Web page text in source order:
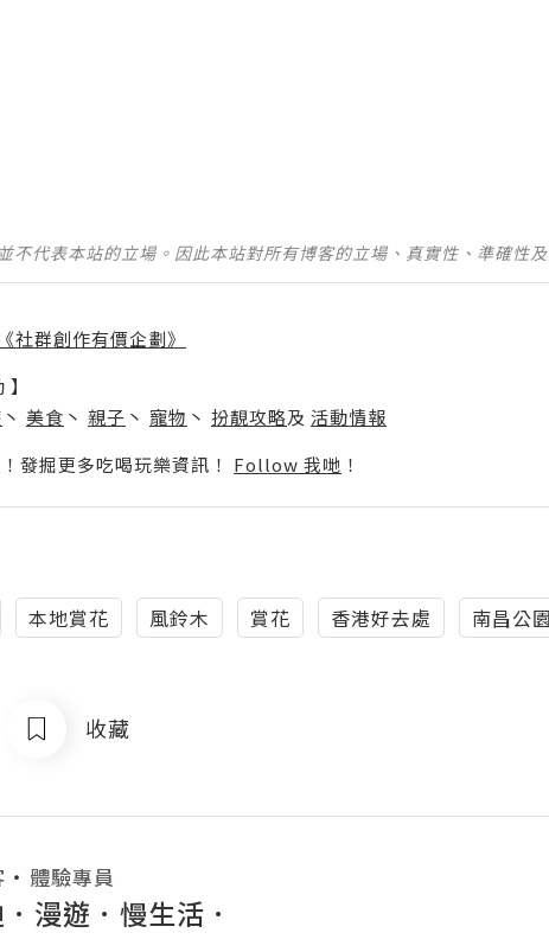
不代表本站的立場。因此本站對所有博客的立場、真實性、準確性
社群創作有價企劃》
丶 美食 丶 親子 丶 寵物 丶 扮靚攻略及 活動情報
發掘更多吃喝玩樂資訊！ Follow 我哋 ！
本地賞花 風鈴木 賞花 香港好去處 南昌公
收藏
・ 體驗專員
．漫遊．慢生活．